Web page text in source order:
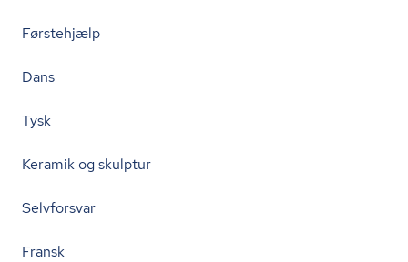
Førstehjælp
Dans
Tysk
Keramik og skulptur
Selvforsvar
Fransk